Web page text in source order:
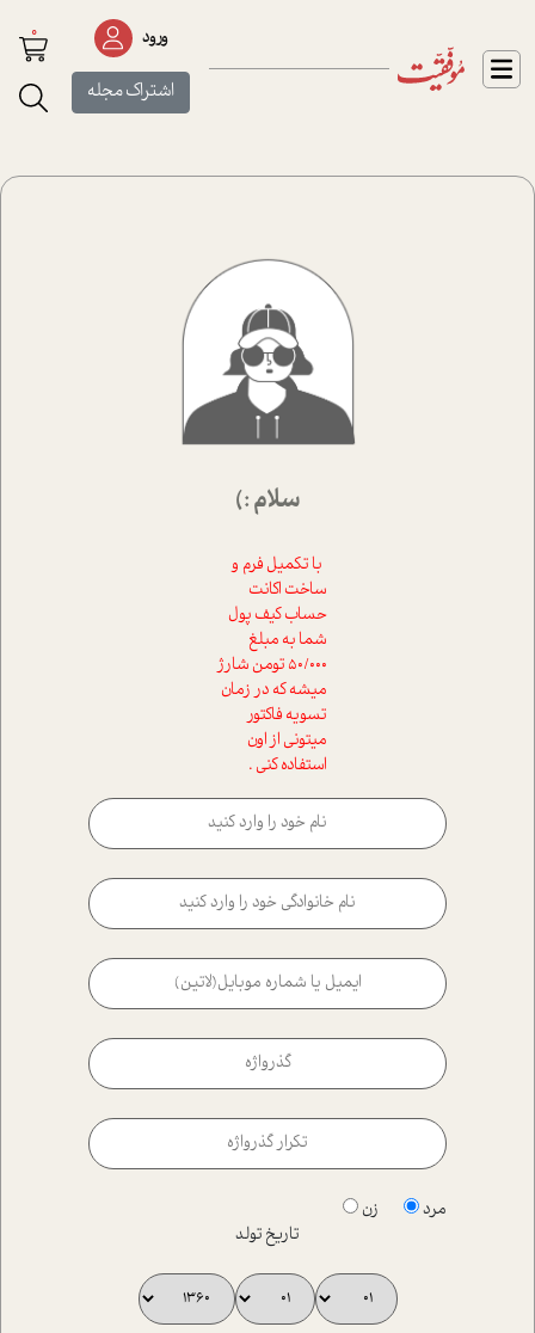
ورود
اشتراک مجله
0
سلام :)
با تکمیل فرم و
ساخت اکانت
حساب کیف پول
شما به مبلغ
50/000 تومن شارژ
میشه که در زمان
تسویه فاکتور
میتونی از اون
استفاده کنی .
مرد
زن
تاریخ تولد